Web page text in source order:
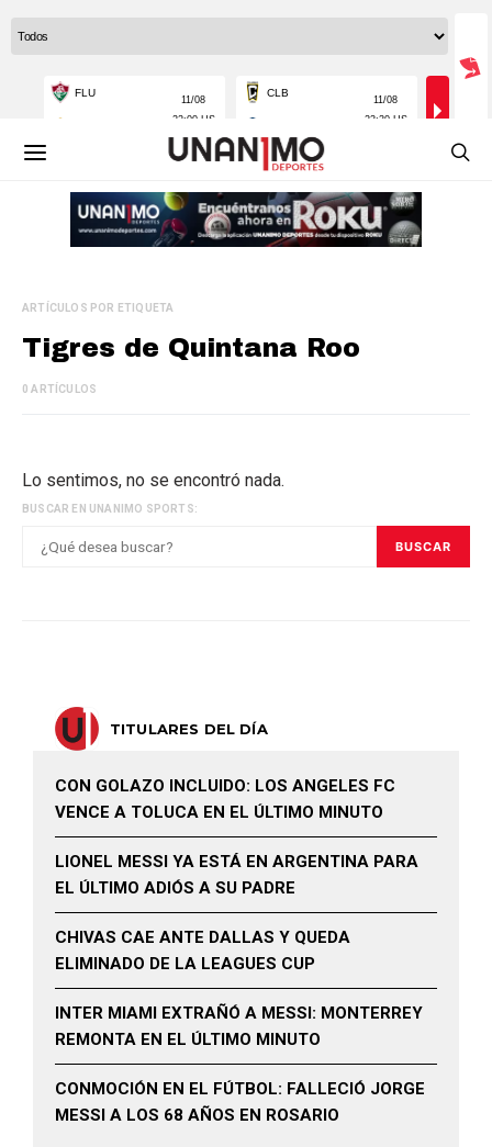
ARTÍCULOS POR ETIQUETA
Tigres de Quintana Roo
0 ARTÍCULOS
Lo sentimos, no se encontró nada.
BUSCAR EN UNANIMO SPORTS:
BUSCAR
TITULARES DEL DÍA
CON GOLAZO INCLUIDO: LOS ANGELES FC
VENCE A TOLUCA EN EL ÚLTIMO MINUTO
LIONEL MESSI YA ESTÁ EN ARGENTINA PARA
EL ÚLTIMO ADIÓS A SU PADRE
CHIVAS CAE ANTE DALLAS Y QUEDA
ELIMINADO DE LA LEAGUES CUP
INTER MIAMI EXTRAÑÓ A MESSI: MONTERREY
REMONTA EN EL ÚLTIMO MINUTO
CONMOCIÓN EN EL FÚTBOL: FALLECIÓ JORGE
MESSI A LOS 68 AÑOS EN ROSARIO